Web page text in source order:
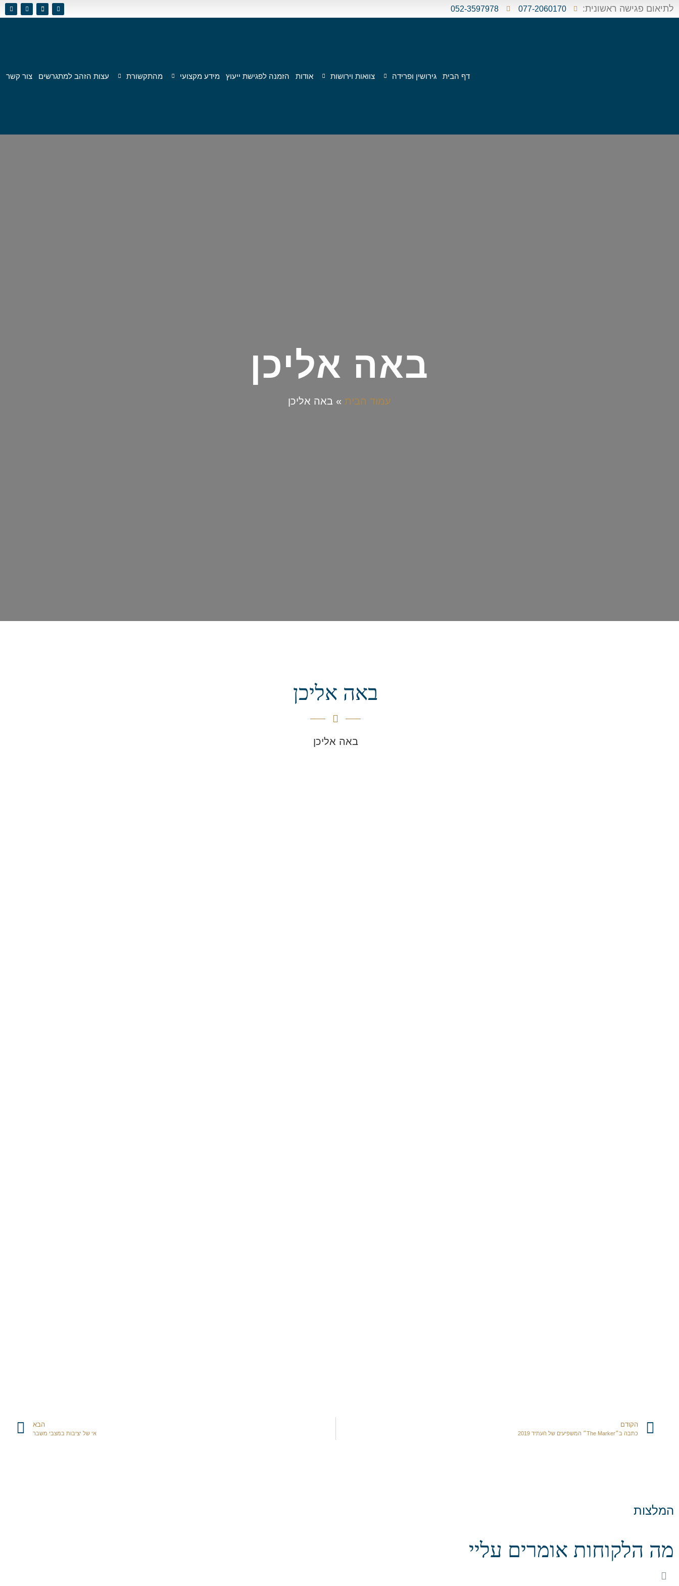
לתיאום פגישה ראשונית: 077-2060170
052-3597978
דף הבית גירושין ופרידה צוואות וירושות אודות הזמנה לפגישת ייעוץ מידע מקצועי מהתקשורת עצות הזהב למתגרשים צור קשר
באה אליכן
עמוד הבית » באה אליכן
באה אליכן
באה אליכן
הקודם
כתבה ב״The Marker״ המשפיעים של העתיד 2019
הבא
אי של יציבות במצבי משבר
המלצות
מה הלקוחות אומרים עליי